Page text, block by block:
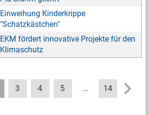
Einweihung Kinderkrippe
"Schatzkästchen"
EKM fördert innovative Projekte für den
Klimaschutz
3 4 5 ... 14